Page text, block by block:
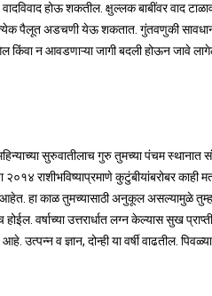
होऊ शकतील. क्षुल्लक बाबींवर वाद
प्रत्येक पैलूत अडचणी येऊ शकतात. गुंतवणुकी
किंवा न आवडणाऱ्या जागी बदली होऊन जावे
सुरुवातीलाच गुरु तुमच्या पंचम
२०१४ राशीभविष्याप्रमाणे कुटुंबीयांबरोबर काही
हा काळ तुमच्यासाठी अनुकूल असल्यामुळे
वर्षाच्या उत्तरार्धात लग्न केल्यास सुख
उत्पन्न व ज्ञान, दोन्ही या वर्षी वाढतील.